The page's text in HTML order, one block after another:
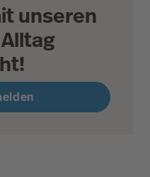
unseren